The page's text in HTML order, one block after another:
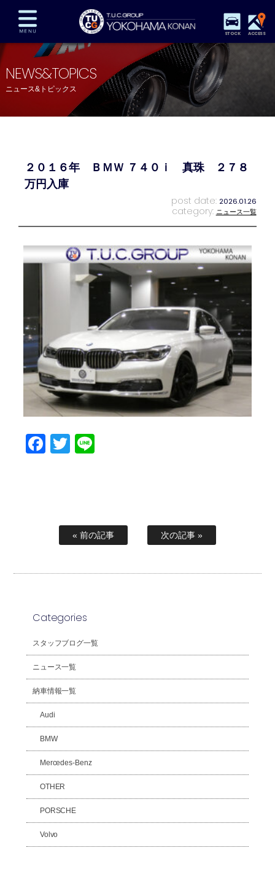
STOCK ACCESS
在庫車両情報 保証&サービス パーツリスト
TUCとは？ 店舗情報 アクセスマップ
全国納車 特別作業 注文販売
プライバシーポリシー
NEWS&TOPICS
ニュース&トピックス
２０１６年 ＢＭＷ ７４０ｉ 真珠 ２７８
万円入庫
post date: 2026.01.26
category: ニュース一覧
Facebook
Twitter
« 前の記事 次の記事 »
Categories
スタッフブログ一覧
ニュース一覧
納車情報一覧
Audi
BMW
Mercedes-Benz
OTHER
PORSCHE
Volvo